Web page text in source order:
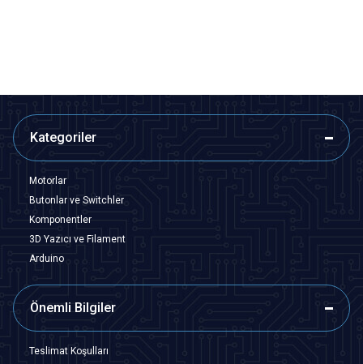
Kategoriler
Motorlar
Butonlar ve Switchler
Komponentler
3D Yazıcı ve Filament
Arduino
Önemli Bilgiler
Teslimat Koşulları